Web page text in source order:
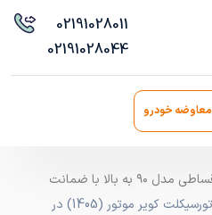
02191028011
02191028044
معاوضه خودرو
خودرو شاپ، خرید و فروش خودرو اقساطی مدل ۹۰ به بالا با ضمانت
» شرایط فروش موتورسیکلت کویر موتور (1405) در